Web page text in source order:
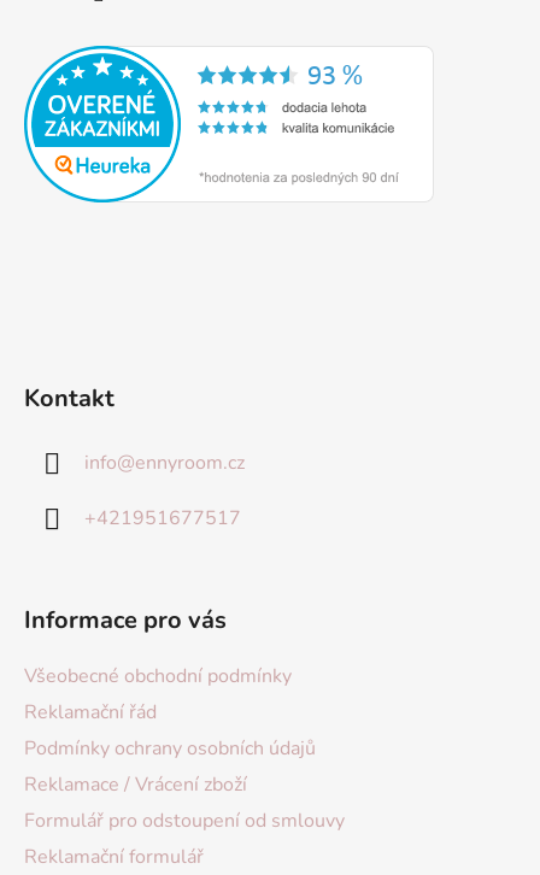
Kontakt
info@ennyroom.cz
+421951677517
Informace pro vás
Všeobecné obchodní podmínky
Reklamační řád
Podmínky ochrany osobních údajů
Reklamace / Vrácení zboží
Formulář pro odstoupení od smlouvy
Reklamační formulář